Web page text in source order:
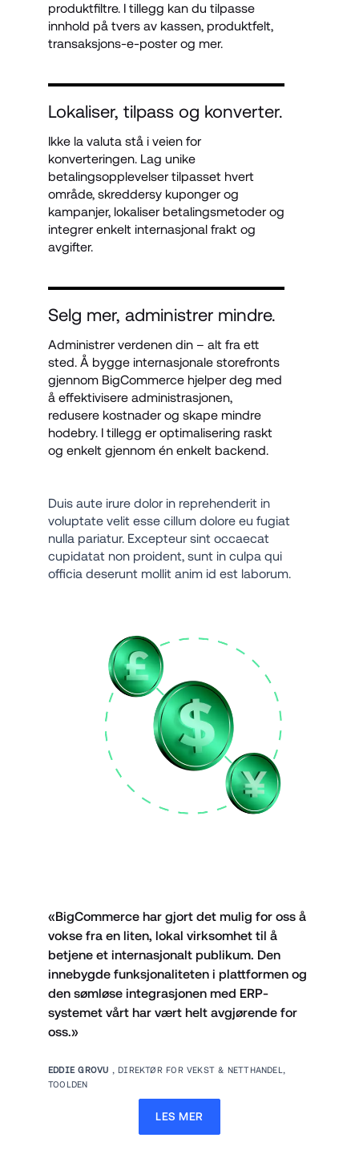
produktfiltre. I tillegg kan du tilpasse
innhold på tvers av kassen, produktfelt,
transaksjons-e-poster og mer.
Lokaliser, tilpass og konverter.
Ikke la valuta stå i veien for
konverteringen. Lag unike
betalingsopplevelser tilpasset hvert
område, skreddersy kuponger og
kampanjer, lokaliser betalingsmetoder og
integrer enkelt internasjonal frakt og
avgifter.
Selg mer, administrer mindre.
Administrer verdenen din – alt fra ett
sted. Å bygge internasjonale storefronts
gjennom BigCommerce hjelper deg med
å effektivisere administrasjonen,
redusere kostnader og skape mindre
hodebry. I tillegg er optimalisering raskt
og enkelt gjennom én enkelt backend.
Duis aute irure dolor in reprehenderit in
voluptate velit esse cillum dolore eu fugiat
nulla pariatur. Excepteur sint occaecat
cupidatat non proident, sunt in culpa qui
officia deserunt mollit anim id est laborum.
«BigCommerce har gjort det mulig for oss å
vokse fra en liten, lokal virksomhet til å
betjene et internasjonalt publikum. Den
innebygde funksjonaliteten i plattformen og
den sømløse integrasjonen med ERP-
systemet vårt har vært helt avgjørende for
oss.»
EDDIE GROVU , DIREKTØR FOR VEKST & NETTHANDEL,
TOOLDEN
LES MER